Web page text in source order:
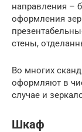
направления –
оформления
стены,
Во многих
оформляют в
случае и
Шкаф